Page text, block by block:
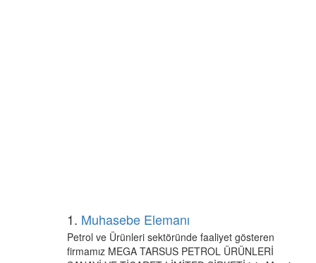
1. Muhasebe Elemanı
Petrol ve Ürünleri sektöründe faaliyet gösteren
firmamız MEGA TARSUS PETROL ÜRÜNLERİ